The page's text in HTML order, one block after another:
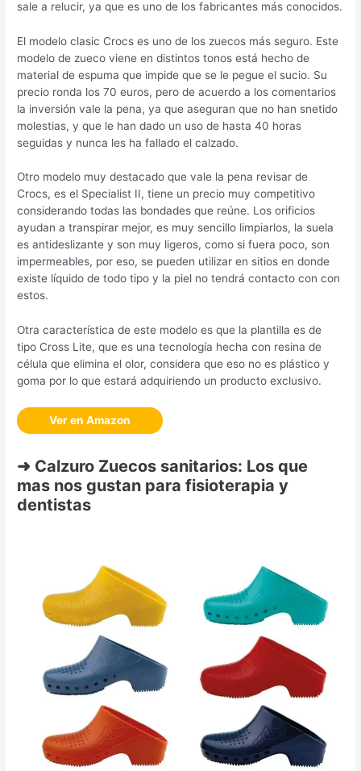
sale a relucir, ya que es uno de los fabricantes más conocidos.
El modelo clasic Crocs es uno de los zuecos más seguro. Este
modelo de zueco viene en distintos tonos está hecho de
material de espuma que impide que se le pegue el sucio. Su
precio ronda los 70 euros, pero de acuerdo a los comentarios
la inversión vale la pena, ya que aseguran que no han snetido
molestias, y que le han dado un uso de hasta 40 horas
seguidas y nunca les ha fallado el calzado.
Otro modelo muy destacado que vale la pena revisar de
Crocs, es el Specialist II, tiene un precio muy competitivo
considerando todas las bondades que reúne. Los orificios
ayudan a transpirar mejor, es muy sencillo limpiarlos, la suela
es antideslizante y son muy ligeros, como si fuera poco, son
impermeables, por eso, se pueden utilizar en sitios en donde
existe líquido de todo tipo y la piel no tendrá contacto con con
estos.
Otra característica de este modelo es que la plantilla es de
tipo Cross Lite, que es una tecnología hecha con resina de
célula que elimina el olor, considera que eso no es plástico y
goma por lo que estará adquiriendo un producto exclusivo.
Ver en Amazon
➜ Calzuro Zuecos sanitarios: Los que
mas nos gustan para fisioterapia y
dentistas